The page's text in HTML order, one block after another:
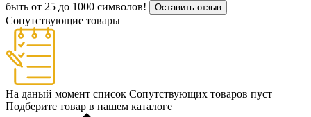
быть от 25 до 1000 символов! Оставить отзыв
Сопутствующие товары
На даный момент список Сопутствующих товаров пуст
Подберите товар в нашем каталоге